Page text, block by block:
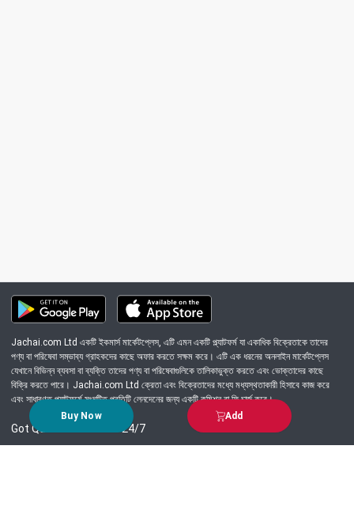
Buy Now Add
Jachai.com Ltd একটি ইকমার্স মার্কেটপ্লেস, এটি এমন একটি প্ল্যাটফর্ম যা একাধিক বিক্রেতাকে তাদের
পণ্য বা পরিষেবা সম্ভাব্য গ্রাহকদের কাছে অফার করতে সক্ষম করে। এটি এক ধরনের অনলাইন মার্কেটপ্লেস
যেখানে বিভিন্ন ব্যবসা বা ব্যক্তি তাদের পণ্য বা পরিষেবাগুলিকে তালিকাভুক্ত করতে এবং ভোক্তাদের কাছে
বিক্রি করতে পারে। Jachai.com Ltd ক্রেতা এবং বিক্রেতাদের মধ্যে মধ্যস্থতাকারী হিসাবে কাজ করে
এবং সাধারণত প্ল্যাটফর্মে সংঘটিত প্রতিটি লেনদেনের জন্য একটি কমিশন বা ফি চার্জ করে।
Got Question? Call us 24/7